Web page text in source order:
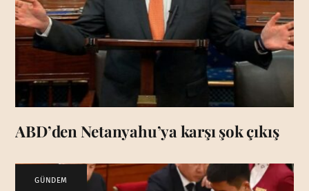
ABD’den Netanyahu’ya karşı şok çıkış
GÜNDEM